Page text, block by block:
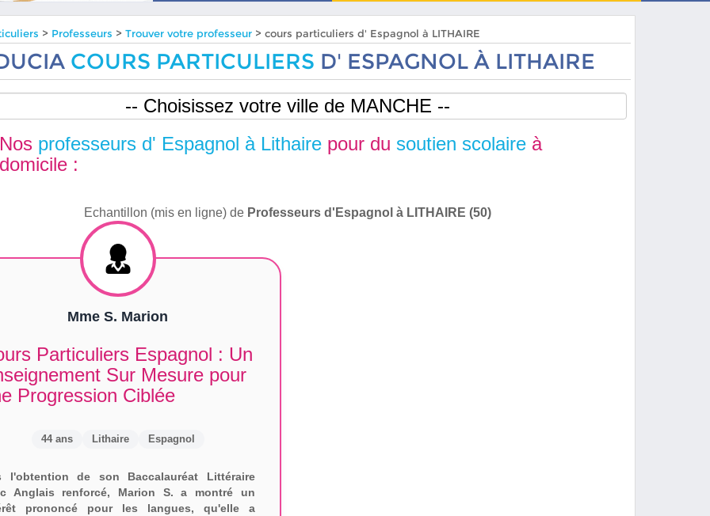
> Professeurs >Trouver votre professeur > cours particuliers d' Espagnol à LITHAIRE
COURS PARTICULIERS D' ESPAGNOL À LITHAIRE
Nos professeurs d' Espagnol à Lithaire pour du soutien scolaire à
domicile :
Echantillon (mis en ligne) de Professeurs d'Espagnol à LITHAIRE (50)
Mme S. Marion
Particuliers Espagnol : Un
Sur Mesure pour
Progression Ciblée
44 ans Lithaire Espagnol
l'obtention de son Baccalauréat Littéraire
Anglais renforcé, Marion S. a montré un
prononcé pour les langues, qu'elle a